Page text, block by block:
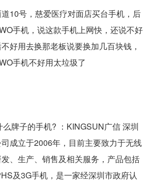
10号，慈爱医疗对面店买台手机，后
手机，说这款手机上网快，还说不好
好用去换那老板说要换加几百块钱，
手机不好用太垃圾了
牌子的手机? ：KINGSUN广信 深圳
成立于2006年，目前主要致力于无线
、生产、销售及相关服务，产品包括
及3G手机，是一家经深圳市政府认